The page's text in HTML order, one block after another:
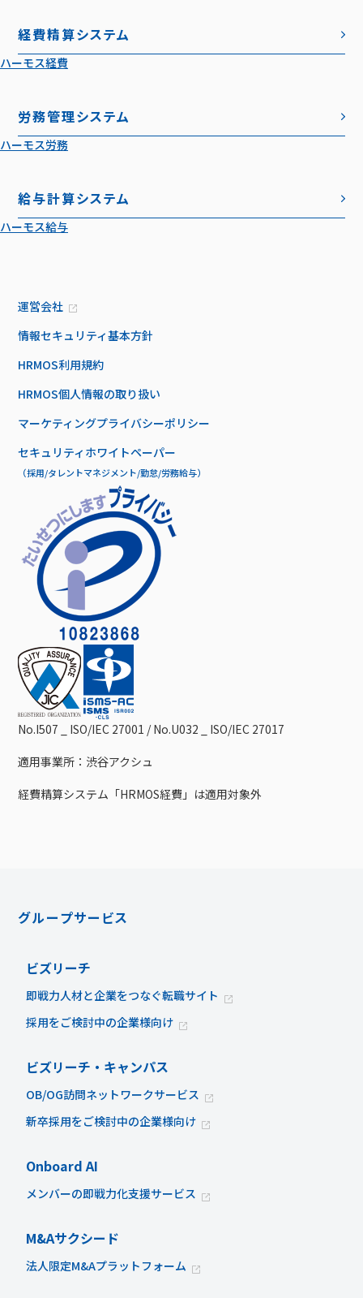
経費精算システム
ハーモス経費
労務管理システム
ハーモス労務
給与計算システム
ハーモス給与
運営会社
情報セキュリティ基本方針
HRMOS利用規約
HRMOS個人情報の取り扱い
マーケティングプライバシーポリシー
セキュリティホワイトペーパー
（採用/タレントマネジメント/勤怠/労務給与）
No.I507 _ ISO/IEC 27001 / No.U032 _ ISO/IEC 27017
適用事業所：渋谷アクシュ
経費精算システム「HRMOS経費」は適用対象外
グループサービス
ビズリーチ
即戦力人材と企業をつなぐ転職サイト
採用をご検討中の企業様向け
ビズリーチ・キャンパス
OB/OG訪問ネットワークサービス
新卒採用をご検討中の企業様向け
Onboard AI
メンバーの即戦力化支援サービス
M&Aサクシード
法人限定M&Aプラットフォーム